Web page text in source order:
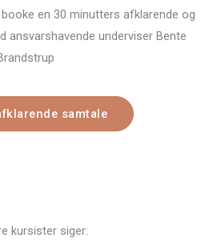
en 30 minutters afklarende og
ansvarshavende underviser Bente
samtale
kursister siger: